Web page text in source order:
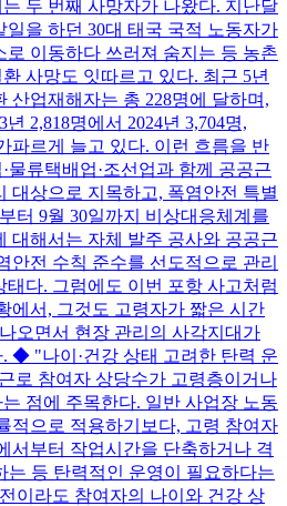
두 번째 사망자가 나왔다. 지난달
일을 하던 30대 태국 국적 노동자가
이동하다 쓰러져 숨지는 등 농촌
사망도 잇따르고 있다. 최근 5년
산업재해자는 총 228명에 달하며,
2,818명에서 2024년 3,704명,
파르게 늘고 있다. 이런 흐름을 반
물류택배업·조선업과 함께 공공근
대상으로 지목하고, 폭염안전 특별
터 9월 30일까지 비상대응체계를
대해서는 자체 발주 공사와 공공근
안전 수칙 준수를 선도적으로 관리
다. 그럼에도 이번 포항 사고처럼
에서, 그것도 고령자가 짧은 시간
오면서 현장 관리의 사각지대가
◆ "나이·건강 상태 고려한 탄력 운
로 참여자 상당수가 고령층이거나
점에 주목한다. 일반 사업장 노동
적으로 적용하기보다, 고령 참여자
서부터 작업시간을 단축하거나 격
는 등 탄력적인 운영이 필요하다는
이라도 참여자의 나이와 건강 상